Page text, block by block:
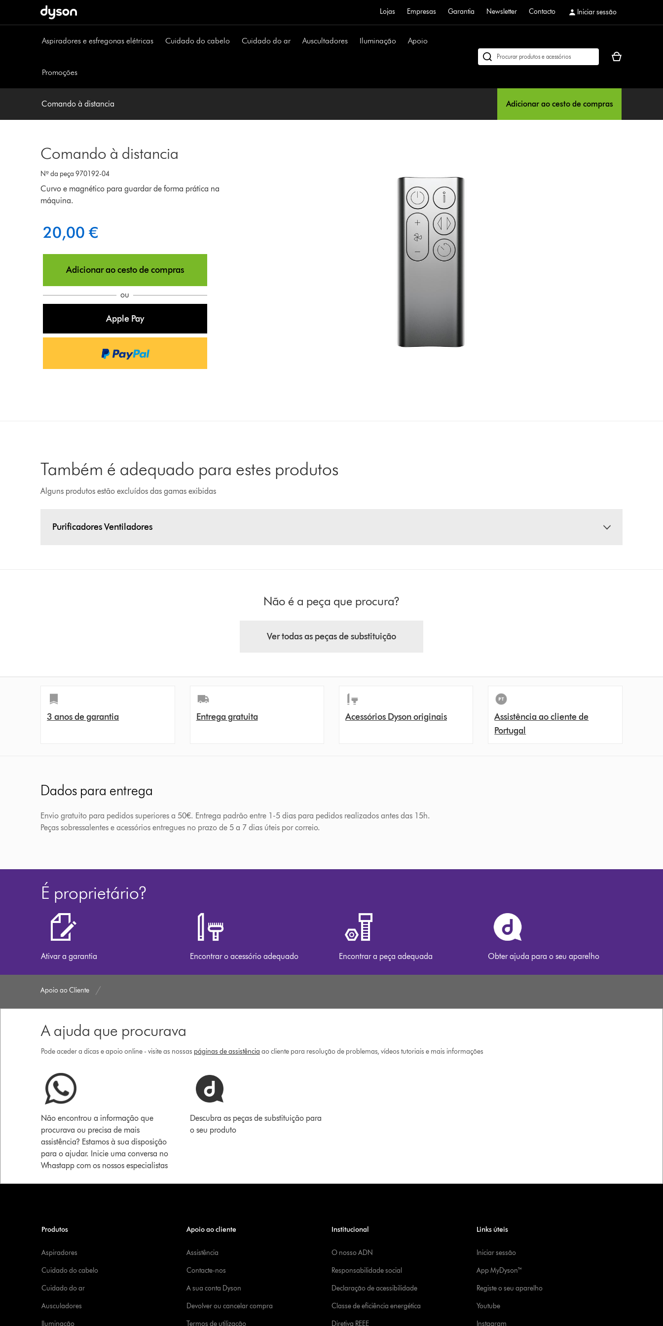
Lojas Empresas Garantia Newsletter Contacto Iniciar sessão
Aspiradores e esfregonas elétricas Cuidado do cabelo Cuidado do ar Auscultadores Iluminação Apoio
Promoções
Pesquisar
O
de
compras
Comando à distancia Adicionar ao cesto de compras
Comando à distancia
Nº da peça 970192-04
Curvo e magnético para guardar de forma prática na
máquina.
20,00 €
Adicionar ao cesto de compras
ou
Apple Pay
Também é adequado para estes produtos
Alguns produtos estão excluídos das gamas exibidas
Purificadores Ventiladores
Não é a peça que procura?
Ver todas as peças de substituição
3 anos de garantia Entrega gratuita Acessórios Dyson originais
Assistência ao cliente de
Portugal
Dados para entrega
Envio gratuito para pedidos superiores a 50€. Entrega padrão entre 1-5 dias para pedidos realizados antes das 15h.
Peças sobressalentes e acessórios entregues no prazo de 5 a 7 dias úteis por correio.
É proprietário?
Ativar a garantia Encontrar o acessório adequado Encontrar a peça adequada Obter ajuda para o seu aparelho
Apoio ao Cliente
A ajuda que procurava
Pode aceder a dicas e apoio online - visite as nossas páginas de assistência ao cliente para resolução de problemas, vídeos tutoriais e mais informações
Não encontrou a informação que
procurava ou precisa de mais
assistência? Estamos à sua disposição
para o ajudar. Inicie uma conversa no
Whastapp com os nossos especialistas
Descubra as peças de substituição para
o seu produto
Produtos
Aspiradores
Cuidado do cabelo
Cuidado do ar
Ausculadores
Iluminação
Apoio ao cliente
Assistência
Contacte-nos
A sua conta Dyson
Devolver ou cancelar compra
Termos de utilização
Institucional
O nosso ADN
Responsabilidade social
Declaração de acessibilidade
Classe de eficiência energética
Diretiva REEE
Links úteis
Iniciar sessão
App MyDyson™
Registe o seu aparelho
Youtube
Instagram